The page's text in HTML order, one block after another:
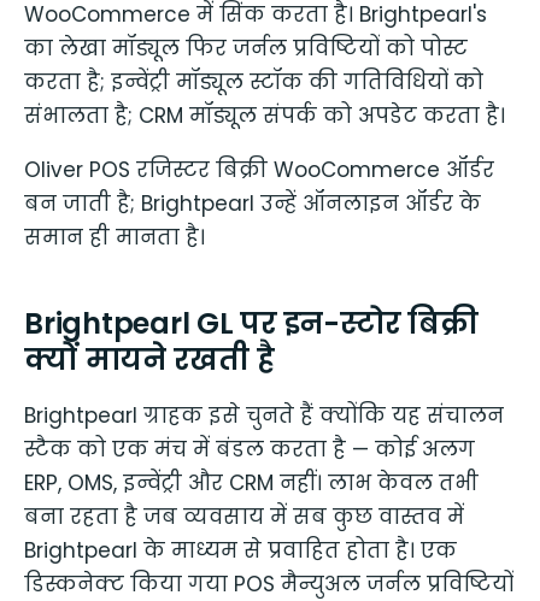
WooCommerce में सिंक करता है। Brightpearl's
का लेखा मॉड्यूल फिर जर्नल प्रविष्टियों को पोस्ट
करता है; इन्वेंट्री मॉड्यूल स्टॉक की गतिविधियों को
संभालता है; CRM मॉड्यूल संपर्क को अपडेट करता है।
Oliver POS रजिस्टर बिक्री WooCommerce ऑर्डर
बन जाती है; Brightpearl उन्हें ऑनलाइन ऑर्डर के
समान ही मानता है।
Brightpearl GL पर इन-स्टोर बिक्री
क्यों मायने रखती है
Brightpearl ग्राहक इसे चुनते हैं क्योंकि यह संचालन
स्टैक को एक मंच में बंडल करता है — कोई अलग
ERP, OMS, इन्वेंट्री और CRM नहीं। लाभ केवल तभी
बना रहता है जब व्यवसाय में सब कुछ वास्तव में
Brightpearl के माध्यम से प्रवाहित होता है। एक
डिस्कनेक्ट किया गया POS मैन्युअल जर्नल प्रविष्टियों